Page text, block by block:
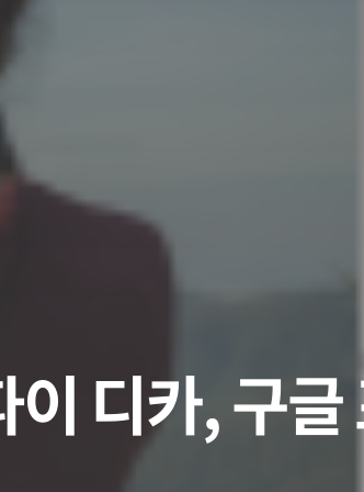
디카, 구